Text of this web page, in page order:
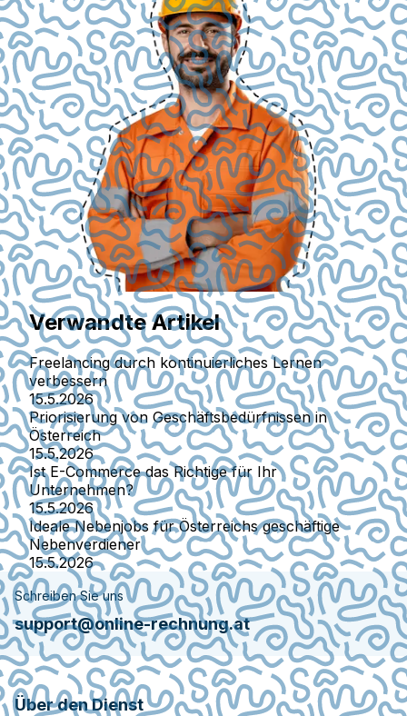
Verwandte Artikel
Freelancing durch kontinuierliches Lernen
verbessern
15.5.2026
Priorisierung von Geschäftsbedürfnissen in
Österreich
15.5.2026
Ist E-Commerce das Richtige für Ihr
Unternehmen?
15.5.2026
Ideale Nebenjobs für Österreichs geschäftige
Nebenverdiener
15.5.2026
Schreiben Sie uns
support@online-rechnung.at
Über den Dienst